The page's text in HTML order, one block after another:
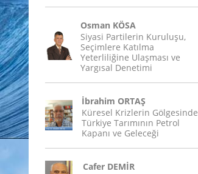
Osman KÖSA
Siyasi Partilerin Kuruluşu,
Seçimlere Katılma
Yeterliliğine Ulaşması ve
Yargısal Denetimi
İbrahim ORTAŞ
Küresel Krizlerin Gölgesinde
Türkiye Tarımının Petrol
Kapanı ve Geleceği
Cafer DEMİR